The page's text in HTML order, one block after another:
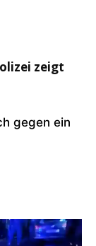
zeigt
gegen ein